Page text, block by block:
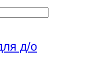
д/о